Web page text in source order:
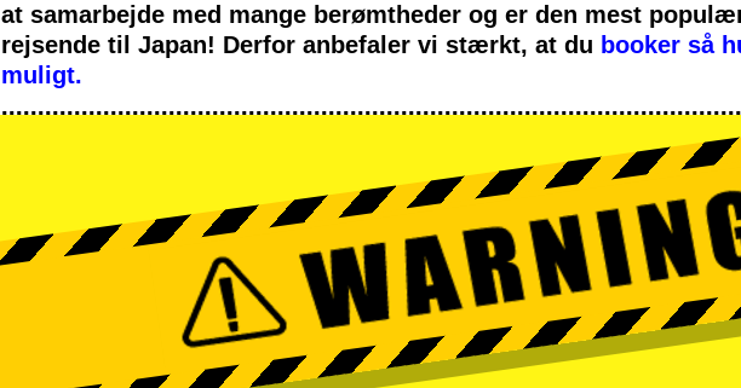
at samarbejde med mange berømtheder og er den mest
rejsende til Japan! Derfor anbefaler vi stærkt, at du booker så
muligt.